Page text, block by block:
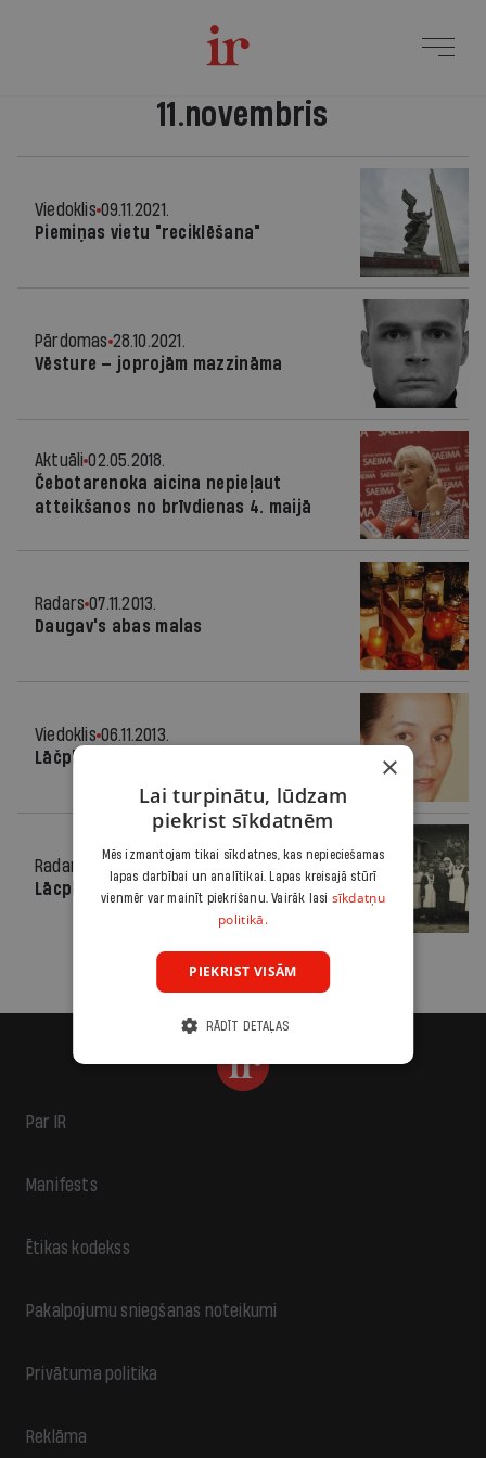
11.novembris
Viedoklis 09.11.2021.
Piemiņas vietu "reciklēšana"
Pārdomas 28.10.2021.
Vēsture — joprojām mazzināma
Aktuāli 02.05.2018.
Čebotarenoka aicina nepieļaut
atteikšanos no brīvdienas 4. maijā
Radars 07.11.2013.
Daugav's abas malas
Viedoklis 06.11.2013.
Lāčplēša saime
Radars
Lācplēša dienas pasākumi Rīgas pilī
Par IR
Manifests
Ētikas kodekss
Pakalpojumu sniegšanas noteikumi
Privātuma politika
Reklāma
×
Lai turpinātu, lūdzam
piekrist sīkdatnēm
Mēs izmantojam tikai sīkdatnes, kas nepieciešamas
lapas darbībai un analītikai. Lapas kreisajā stūrī
vienmēr var mainīt piekrišanu. Vairāk lasi sīkdatņu
politikā.
PIEKRIST VISĀM
RĀDĪT DETAĻAS